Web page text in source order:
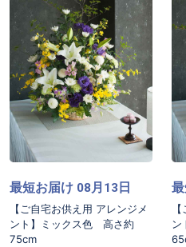
花店にお任せくださ
たものをご用意させて
す。
【ご自宅お供え用 アレンジメ
ント】ミックス色 高さ約
75cm
最短お届け 08 月 13 日
ン